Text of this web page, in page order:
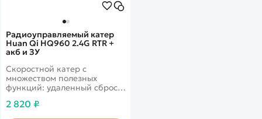
Радиоуправляемый катер
Huan Qi HQ960 2.4G RTR +
акб и ЗУ
Скоростной катер с
множеством полезных
функций: удаленный сброс
функция возврата, функция
2 820 ₽